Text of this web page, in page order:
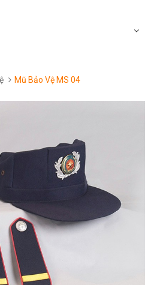
Mũ Bảo Vệ MS 04